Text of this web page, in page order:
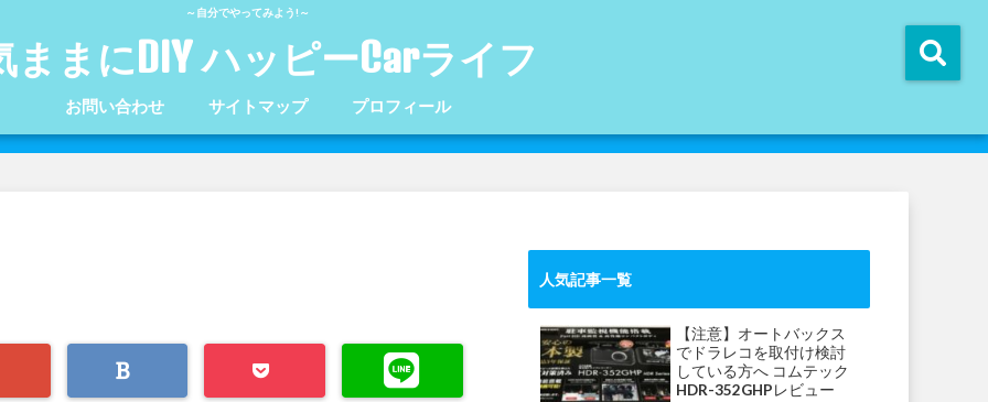
～自分でやってみよう!～
ままにDIY ハッピーCarライフ
お問い合わせ サイトマップ プロフィール
人気記事一覧
【注意】オートバックス
でドラレコを取付け検討
している方へ コムテック
HDR-352GHPレビュー